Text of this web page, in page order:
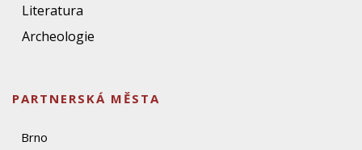
Literatura
Archeologie
PARTNERSKÁ MĚSTA
Brno